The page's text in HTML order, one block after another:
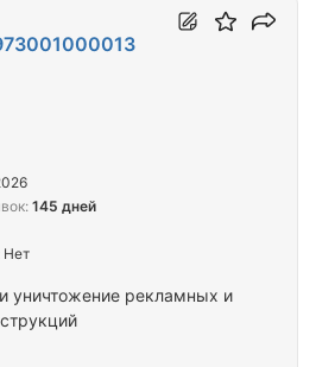
уничтожение рекламных и
145 дней
Нет